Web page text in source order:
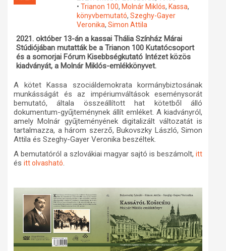
Műhelymunkák
• Trianon 100, Molnár Miklós, Kassa,
könyvbemutató, Szeghy-Gayer
Veronika, Simon Attila
2021. október 13-án a kassai Thália Színház Márai
Stúdiójában mutatták be a Trianon 100 Kutatócsoport
és a somorjai Fórum Kisebbségkutató Intézet közös
kiadványát, a Molnár Miklós-emlékkönyvet.
A kötet Kassa szociáldemokrata kormánybiztosának
munkásságát és az impériumváltások eseménysorát
bemutató, általa összeállított hat kötetből álló
dokumentum-gyűjteménynek állít emléket. A kiadványról,
amely Molnár gyűjteményének digitalizált változatát is
tartalmazza, a három szerző, Bukovszky László, Simon
Attila és Szeghy-Gayer Veronika beszéltek.
A bemutatóról a szlovákiai magyar sajtó is beszámolt, itt
és itt olvasható.